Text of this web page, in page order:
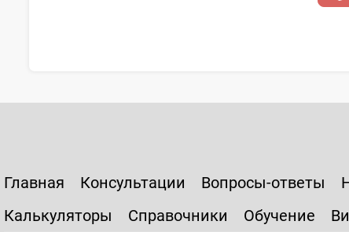
Главная Консультации Вопросы-ответы
Калькуляторы
Справочники Обучение